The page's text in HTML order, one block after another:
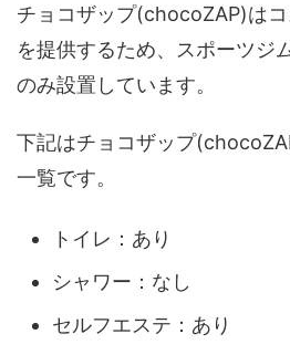
チョコザップ(chocoZAP)は
を提供するため、スポーツジ
のみ設置しています。
下記はチョコザップ
一覧です。
トイレ：あり
シャワー：なし
セルフエステ：あり